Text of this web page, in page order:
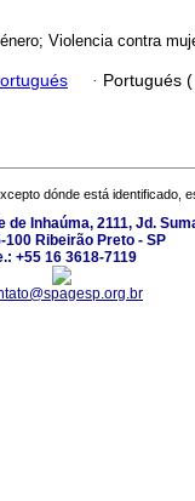
Violencia contra
· Portugués (
dónde está identificado,
de Inhaúma, 2111, Jd.
100 Ribeirão Preto - SP
+55 16 3618-7119